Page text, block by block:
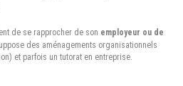
de se rapprocher de son employeur ou de
des aménagements organisationnels
et parfois un tutorat en entreprise.